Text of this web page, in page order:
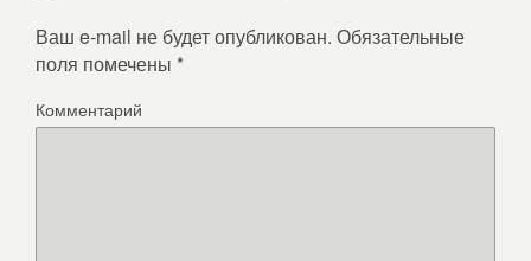
Ваш e-mail не будет опубликован. Обязательные
поля помечены *
Комментарий